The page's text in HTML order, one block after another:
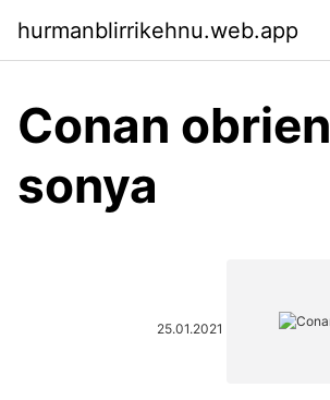
hurmanblirrikehnu.web.app
Conan obrien
sonya
25.01.2021